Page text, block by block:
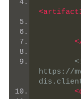
https://